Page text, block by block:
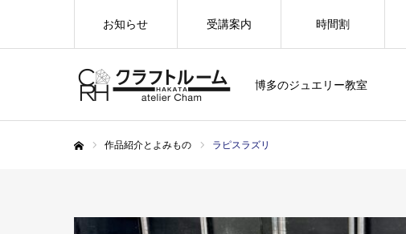
博多のジュエリー教室
お知らせ 受講案内 時間割
作品紹介とよみもの ラピスラズリ